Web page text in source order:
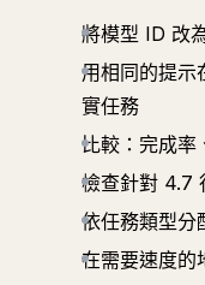
將模型 ID 改
用相同的提
實任務
比較：完成率
檢查針對 4.7
依任務類型分
在需要速度的